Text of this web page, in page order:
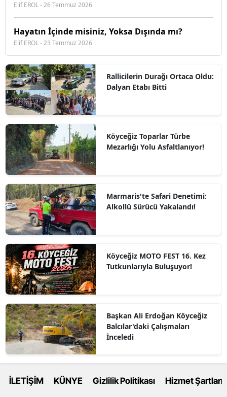
Elif EROL - 26 Temmuz 2026
Hayatın İçinde misiniz, Yoksa Dışında mı?
Elif EROL - 23 Temmuz 2026
Rallicilerin Durağı Ortaca Oldu:
Dalyan Etabı Bitti
Köyceğiz Toparlar Türbe
Mezarlığı Yolu Asfaltlanıyor!
Marmaris'te Safari Denetimi:
Alkollü Sürücü Yakalandı!
Köyceğiz MOTO FEST 16. Kez
Tutkunlarıyla Buluşuyor!
Başkan Ali Erdoğan Köyceğiz
Balcılar'daki Çalışmaları
İnceledi
İLETİŞİM KÜNYE Gizlilik Politikası Hizmet Şartları